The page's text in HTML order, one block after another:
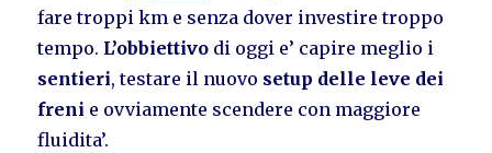
fare troppi km e senza dover investire troppo
tempo. L’obbiettivo di oggi e’ capire meglio i
sentieri, testare il nuovo setup delle leve dei
freni e ovviamente scendere con maggiore
fluidita’.